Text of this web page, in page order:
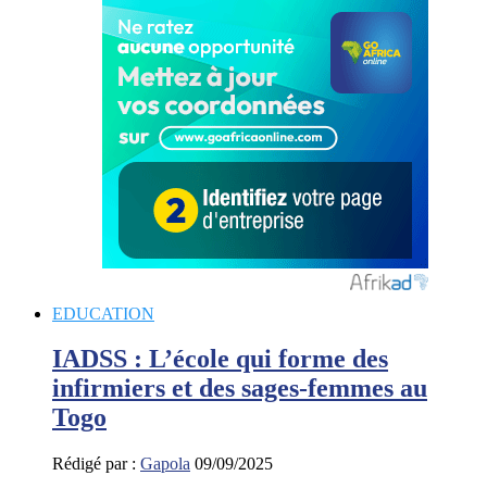
EDUCATION
IADSS : L’école qui forme des
infirmiers et des sages-femmes au
Togo
Rédigé par : Gapola 09/09/2025